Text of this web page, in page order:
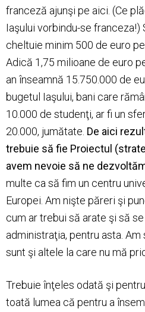
franceză ajunşi pe aici. (Ce
Iaşului vorbindu-se
cheltuie minim 500 de euro
Adică 1,75 milioane de euro
an înseamnă 15.750.000 de
bugetul Iaşului, bani care
10.000 de studenţi, ar fi un
20.000, jumătate. De aici
trebuie să fie Proiectul
avem nevoie să ne
multe ca să fim un centru
Europei. Am nişte păreri şi
cum ar trebui să arate şi să
administraţia, pentru asta.
sunt şi altele la care nu mă
Trebuie înţeles odată şi
toată lumea că pentru a